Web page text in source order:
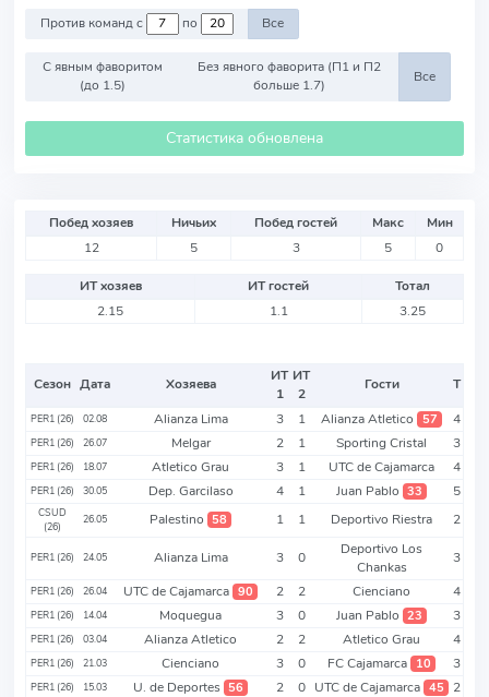
Против команд с по Все
С явным фаворитом
(до 1.5)
Без явного фаворита (П1 и П2
больше 1.7)
Все
Статистика обновлена
Побед хозяев Ничьих Побед гостей Макс
Мин
12
5 3 5 0
ИТ хозяев ИТ гостей
Тотал
2.15
1.1 3.25
Сезон Дата Хозяева
ИТ
1
ИТ
2
Гости Т
PER1 (26) 02.08 Alianza Lima 3 1 Alianza Atletico 57 4
PER1 (26) 26.07 Melgar 2 1 Sporting Cristal 3
PER1 (26) 18.07 Atletico Grau 3 1 UTC de Cajamarca 4
PER1 (26) 30.05 Dep. Garcilaso 4 1 Juan Pablo 33 5
CSUD
(26)
26.05 Palestino 58 1 1 Deportivo Riestra 2
PER1 (26) 24.05 Alianza Lima 3 0
Deportivo Los
Chankas
3
PER1 (26) 26.04 UTC de Cajamarca 90 2 2 Cienciano 4
PER1 (26) 14.04 Moquegua 3 0 Juan Pablo 23 3
PER1 (26) 03.04 Alianza Atletico 2 2 Atletico Grau 4
PER1 (26) 21.03 Cienciano 3 0 FC Cajamarca 10 3
PER1 (26) 15.03 U. de Deportes 56 2 0 UTC de Cajamarca 45 2